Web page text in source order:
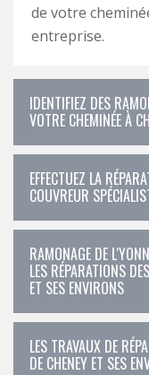
de votre
entreprise.
IDENTIFIEZ DES
VOTRE CHEMINÉE À
EFFECTUEZ LA
COUVREUR
RAMONAGE DE
LES RÉPARATIONS
ET SES ENVIRONS
LES TRAVAUX DE
DE CHENEY ET SES